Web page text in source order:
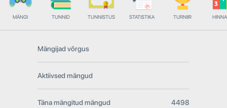
MÄNGI TUNNID TUNNISTUS STATISTIKA TURNIIR
Mängijad võrgus
Aktiivsed mängud
Täna mängitud mängud 4498